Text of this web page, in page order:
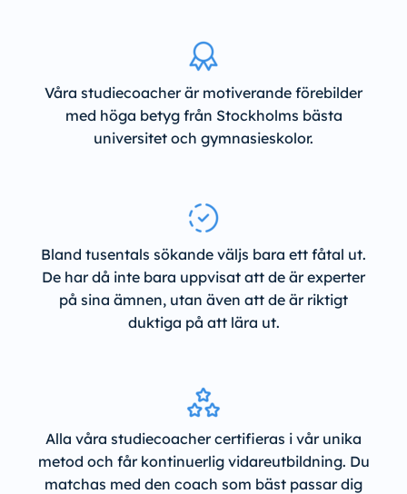
Våra studiecoacher är motiverande förebilder
med höga betyg från Stockholms bästa
universitet och gymnasieskolor.
Bland tusentals sökande väljs bara ett fåtal ut.
De har då inte bara uppvisat att de är experter
på sina ämnen, utan även att de är riktigt
duktiga på att lära ut.
Alla våra studiecoacher certifieras i vår unika
metod och får kontinuerlig vidareutbildning. Du
matchas med den coach som bäst passar dig